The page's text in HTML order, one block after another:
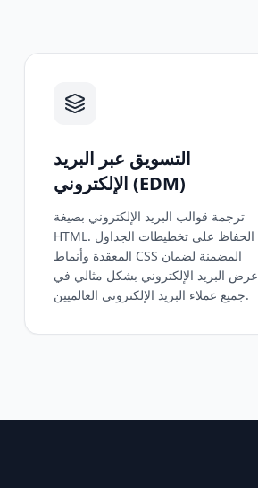
التسويق عبر البريد
الإلكتروني (EDM)
ترجمة قوالب البريد الإلكتروني بصيغة
HTML. الحفاظ على تخطيطات الجداول
المعقدة وأنماط CSS المضمنة لضمان
عرض البريد الإلكتروني بشكل مثالي في
جميع عملاء البريد الإلكتروني العالميين.